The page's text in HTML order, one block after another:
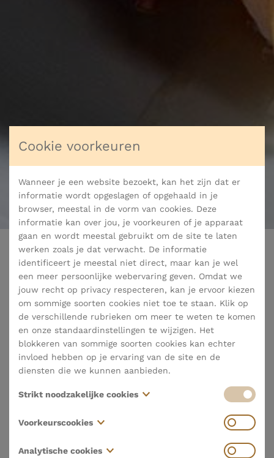
terug naar nieuws
Opnieuw een ster voor La Belle
Vanmiddag in de Handelsbeurs in het centrum van
uit. Restaurant La Belle is voor het dertiende jaar op rij
bekroond met een ster. Het is een erkenning voor het harde
werk van heel het team en van al onze partners die de lat
hoog blijven leggen. Uiteraard doen we dit met hart en ziel
om onze gasten een aangename tijd te laten beleven in La
Cookie voorkeuren
Wanneer je een website bezoekt, kan het zijn dat er
informatie wordt opgeslagen of opgehaald in je
browser, meestal in de vorm van cookies. Deze
informatie kan over jou, je voorkeuren of je apparaat
gaan en wordt meestal gebruikt om de site te laten
werken zoals je dat verwacht. De informatie
identificeert je meestal niet direct, maar kan je wel
een meer persoonlijke webervaring geven. Omdat we
jouw recht op privacy respecteren, kan je ervoor kiezen
om sommige soorten cookies niet toe te staan. Klik op
de verschillende rubrieken om meer te weten te komen
en onze standaardinstellingen te wijzigen. Het
blokkeren van sommige soorten cookies kan echter
invloed hebben op je ervaring van de site en de
diensten die we kunnen aanbieden.
Strikt noodzakelijke cookies
Deze cookies zijn noodzakelijk voor het functioneren
van de website en kunnen niet worden uitgeschakeld
in onze systemen. Ze worden meestal alleen ingesteld
Voorkeurscookies
Deze cookies, ook wel "functionaliteitscookies"
Analytische cookies